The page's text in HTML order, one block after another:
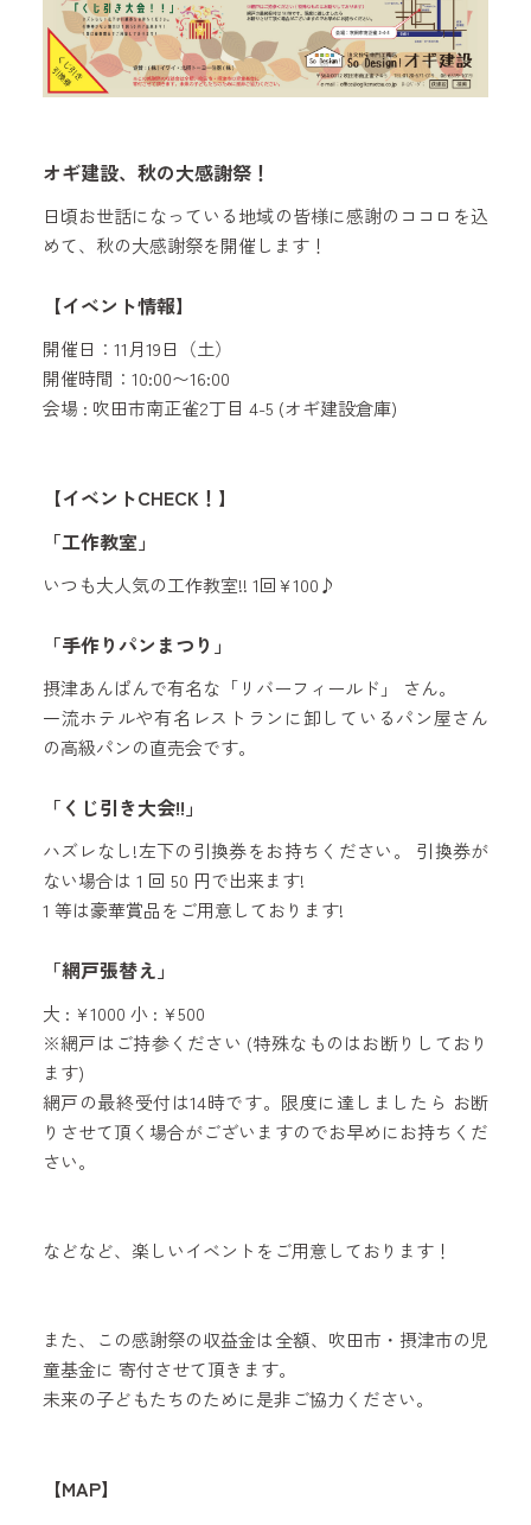
オギ建設、秋の大感謝祭！
日頃お世話になっている地域の皆様に感謝のココロを込
めて、秋の大感謝祭を開催します！
【イベント情報】
開催日：11月19日（土）
開催時間：10:00〜16:00
会場 : 吹田市南正雀2丁目 4-5 (オギ建設倉庫)
【イベントCHECK！】
「工作教室」
いつも大人気の工作教室!! 1回¥100♪
「手作りパンまつり」
摂津あんぱんで有名な「リバーフィールド」 さん。
一流ホテルや有名レストランに卸しているパン屋さん
の高級パンの直売会です。
「くじ引き大会!!」
ハズレなし!左下の引換券をお持ちください。 引換券が
ない場合は 1 回 50 円で出来ます!
1 等は豪華賞品をご用意しております!
「網戸張替え」
大 : ¥1000 小 : ¥500
※網戸はご持参ください (特殊なものはお断りしており
ます)
網戸の最終受付は14時です。限度に達しましたら お断
りさせて頂く場合がございますのでお早めにお持ちくだ
さい。
などなど、楽しいイベントをご用意しております！
また、この感謝祭の収益金は全額、吹田市・摂津市の児
童基金に 寄付させて頂きます。
未来の子どもたちのために是非ご協力ください。
【MAP】